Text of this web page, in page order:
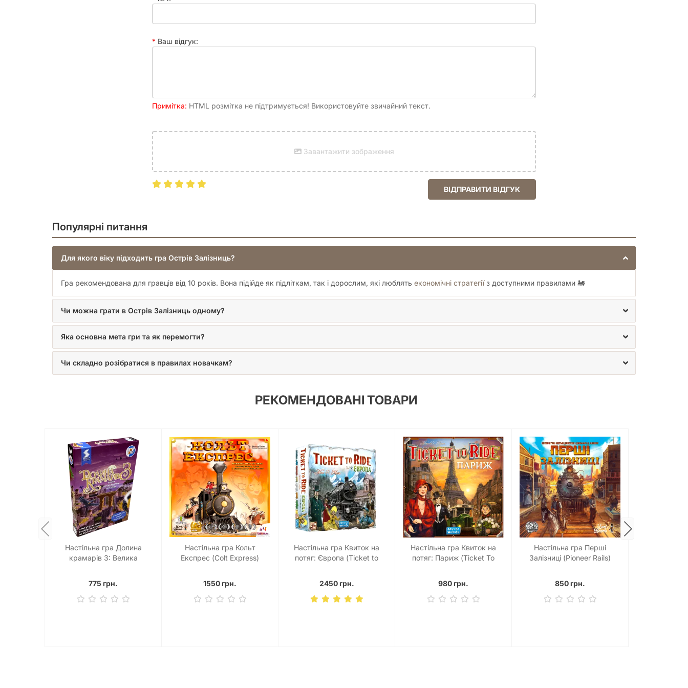
Ваш відгук:
Примітка: HTML розмітка не підтримується! Використовуйте звичайний текст.
Завантажити зображення
ВІДПРАВИТИ ВІДГУК
Популярні питання
Для якого віку підходить гра Острів Залізниць?
Гра рекомендована для гравців від 10 років. Вона підійде як підліткам, так і дорослим, які люблять економічні стратегіїз доступними правилами 🚂
Чи можна грати в Острів Залізниць одному?
Яка основна мета гри та як перемогти?
Чи складно розібратися в правилах новачкам?
РЕКОМЕНДОВАНІ ТОВАРИ
Настільна гра Долина
крамарів 3: Велика
775 грн.
Настільна гра Кольт
Експрес (Colt Express)
1550 грн.
Настільна гра Квиток на
потяг: Європа (Ticket to
2450 грн.
Настільна гра Квиток на
потяг: Париж (Ticket To
980 грн.
Настільна гра Перші
Залізниці (Pioneer Rails)
850 грн.